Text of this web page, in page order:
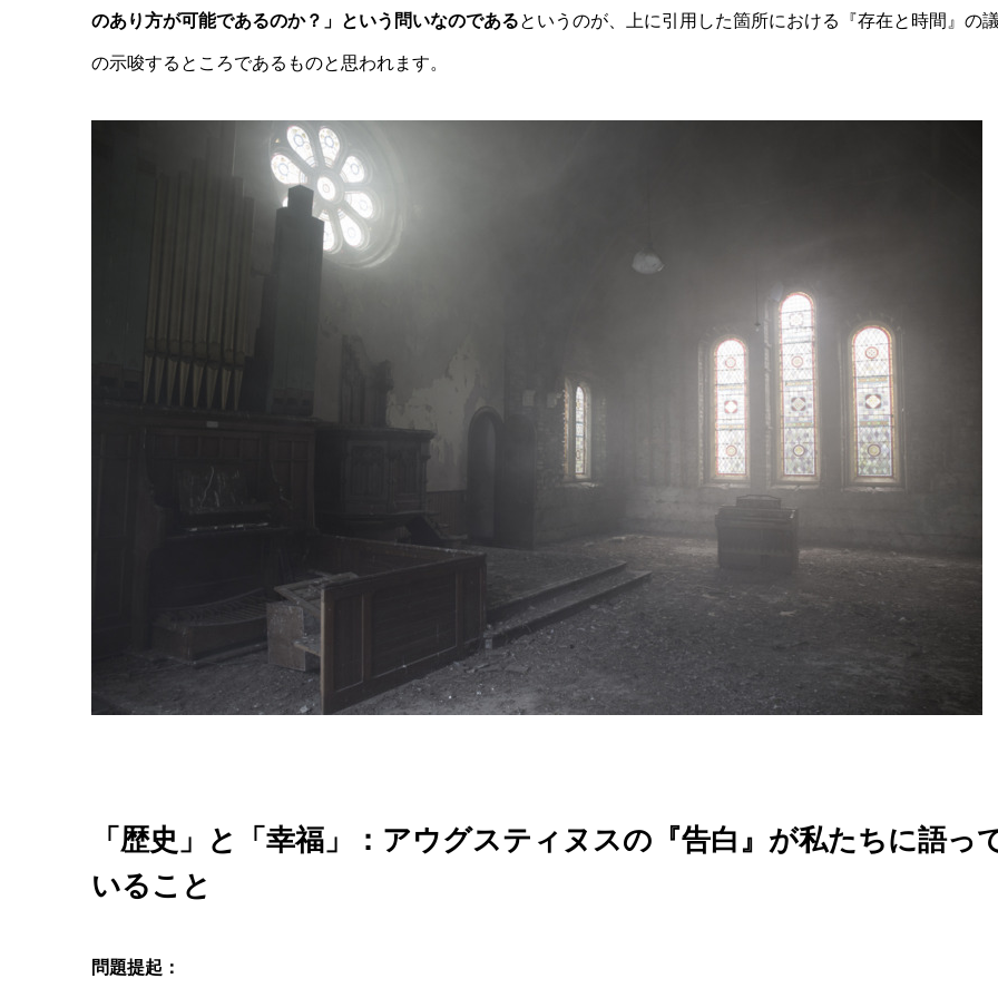
のあり方が可能であるのか？」という問いなのであるというのが、上に引用した箇所における『存在と時間』の
の示唆するところであるものと思われます。
「歴史」と「幸福」：アウグスティヌスの『告白』が私たちに語っ
いること
問題提起：